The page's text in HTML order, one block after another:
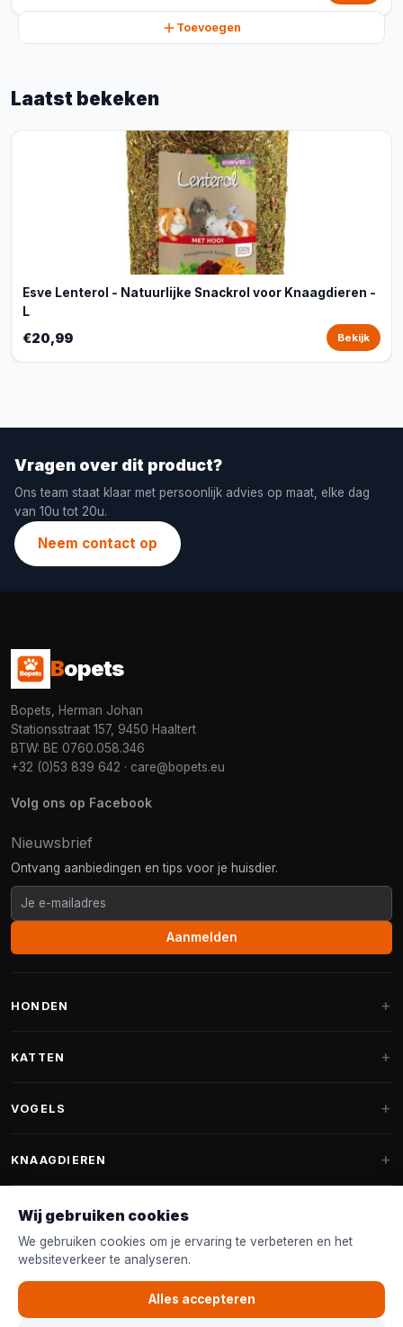
Toevoegen
Laatst bekeken
Esve Lenterol - Natuurlijke Snackrol voor Knaagdieren -
L
€20,99 Bekijk
Vragen over dit product?
Ons team staat klaar met persoonlijk advies op maat, elke dag
van 10u tot 20u.
Neem contact op
Bopets
Bopets, Herman Johan
Stationsstraat 157, 9450 Haaltert
BTW: BE 0760.058.346
+32 (0)53 839 642 · care@bopets.eu
Volg ons op Facebook
Nieuwsbrief
Ontvang aanbiedingen en tips voor je huisdier.
Aanmelden
HONDEN
Fantail hondenmanden
Hondenspeelgoed
Halsband & Lijn
Shampoo & Verzorging
KATTEN
Krabpalen voor Maine Coon
Kattenmanden
VOGELS
Vogelvoer binnenvogels
Voederhuisjes
Nestkastjes & Nesting
Tuinvogelvoer
Vogelspeelgoed
KNAAGDIEREN
Knaagdierenvoer
Accessoires
KLANTENSERVICE
Contact & Advies
Wij gebruiken cookies
We gebruiken cookies om je ervaring te verbeteren en het
websiteverkeer te analyseren.
Alles accepteren